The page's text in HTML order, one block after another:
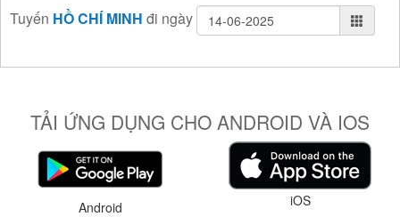
Tuyến HỒ CHÍ MINH đi ngày
TẢI ỨNG DỤNG CHO ANDROID VÀ IOS
Android iOS